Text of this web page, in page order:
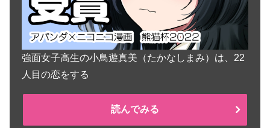
強面女子高生の小鳥遊真美（たかなしまみ）は、22
人目の恋をする
読んでみる